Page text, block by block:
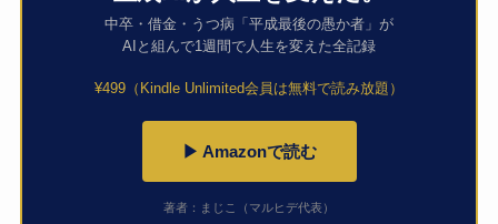
中卒・借金・うつ病「平成最後の愚か者」が
AIと組んで1週間で人生を変えた全記録
¥499（Kindle Unlimited会員は無料で読み放題）
▶ Amazonで読む
著者：まじこ（マルヒデ代表）